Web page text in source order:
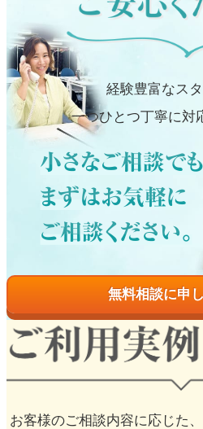
経験豊富なスタ
一つひとつ丁寧に対
無料相談に申
お客様のご相談内容に応じた、